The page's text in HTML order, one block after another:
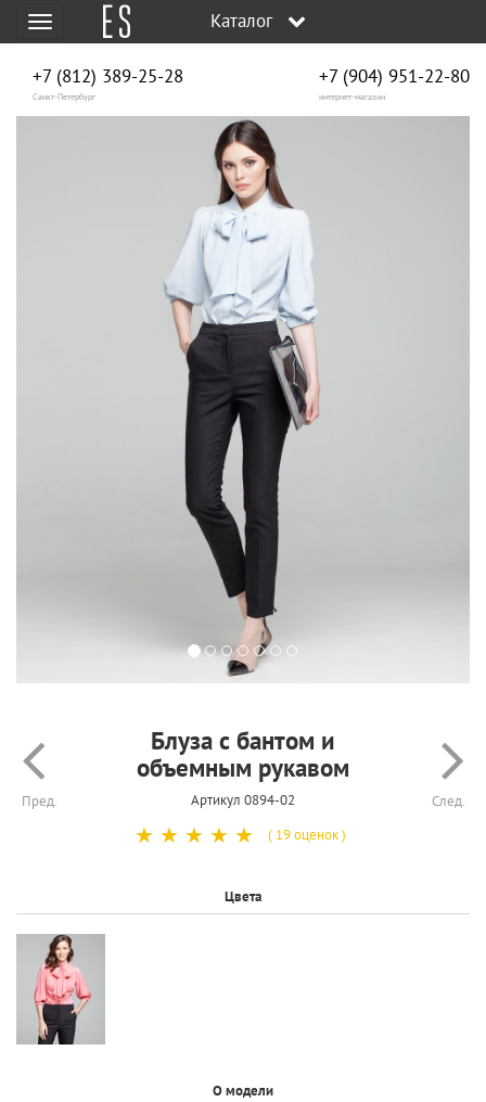
Меню Каталог
+7 (812) 389-25-28
Санкт-Петербург
+7 (904) 951‑22‑80
интернет-магазин
Пред.
Блуза с бантом и
объемным рукавом
Артикул 0894-02 След.
☆
☆
☆
☆
☆ ( 19 оценок )
Цвета
О модели